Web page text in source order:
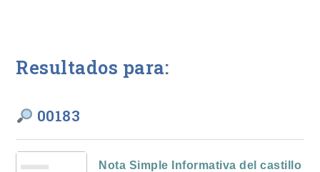
Resultados para:
00183
Nota Simple Informativa del castillo